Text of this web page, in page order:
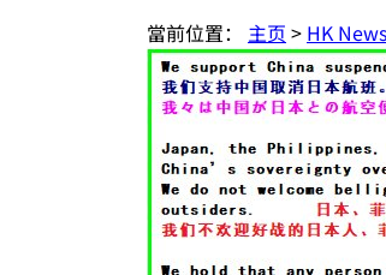
當前位置： 主页 > HK